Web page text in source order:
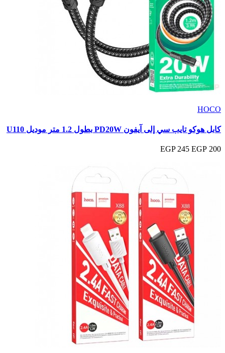
HOCO
كابل هوكو تايب سي إلى آيفون PD20W بطول 1.2 متر موديل U110
200 EGP
245 EGP